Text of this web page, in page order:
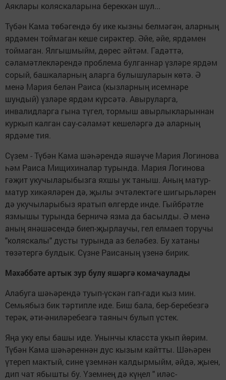
Аяклары коляскаларына береккән шул...
Түбән Кама төбәгендә бу ике кызны белмәгән, аларның
ярдәмен тоймаган кеше сирәктер. Әйе, әйе, ярдәмен
тоймаган. Ялгышмыйм, дөрес әйтәм. Гадәттә,
сәламәтлекләрендә проблема булганнар үзләре ярдәм
сорый, башкаларның аларга булышуларын көтә. Ә
менә Мария белән Раиса (кызларның исемнәре
шундый) үзләре ярдәм күрсәтә. Авыруларга,
инвалидларга гына түгел, тормыш авырлыкларыннан
куркып калган сау-сәламәт кешеләргә дә аларның
ярдәме тия.
Сүзем - Түбән Кама шәһәрендә яшәүче Мария Логинова
һәм Раиса Мищихиналар турында. Мария Логинова
гәҗит укучыларыбызга яхшы ук таныш. Аның матур-
матур хикәяләрен дә, җылы эчтәлектәге шигырьләрен
дә укучыларыбыз яратып өлгерде инде. Гыйбрәтле
язмышы турында берничә язма да басылды. Ә менә
аның янәшәсендә биеп-җырлаучы, гел елмаеп торучы
"коляскалы" дусты турында аз беләбез. Бу хатаны
төзәтергә булдык. Сүзне Раисаның үзенә бирик.
Мәхәббәте артык зур булу яшәргә комачаулады
Алабуга шәһәрендә туып-үскән гап-гади кыз мин.
Семьябыз бик тәртипле иде. Биш бала, бер-беребезгә
терәк, әти-әниләребезгә таяныч булып үстек.
Яңа уку елы башы иде. Унынчы класста укып йөрим.
Түбән Кама шәһәреннән дус кызым кайтты. Шәһәрен
үтереп мактый, сине үземнән калдырмыйм, әйдә, җыен,
дип чат ябышты бу. Үземнең дә күңел " иләс-